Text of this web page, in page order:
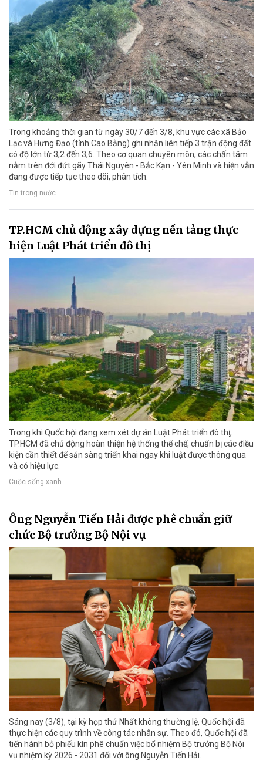
Trong khoảng thời gian từ ngày 30/7 đến 3/8, khu vực các xã Bảo
Lạc và Hưng Đạo (tỉnh Cao Bằng) ghi nhận liên tiếp 3 trận động đất
có độ lớn từ 3,2 đến 3,6. Theo cơ quan chuyên môn, các chấn tâm
nằm trên đới đứt gãy Thái Nguyên - Bắc Kạn - Yên Minh và hiện vẫn
đang được tiếp tục theo dõi, phân tích.
Tin trong nước
TP.HCM chủ động xây dựng nền tảng thực
hiện Luật Phát triển đô thị
Trong khi Quốc hội đang xem xét dự án Luật Phát triển đô thị,
TP.HCM đã chủ động hoàn thiện hệ thống thể chế, chuẩn bị các điều
kiện cần thiết để sẵn sàng triển khai ngay khi luật được thông qua
và có hiệu lực.
Cuộc sống xanh
Ông Nguyễn Tiến Hải được phê chuẩn giữ
chức Bộ trưởng Bộ Nội vụ
Sáng nay (3/8), tại kỳ họp thứ Nhất không thường lệ, Quốc hội đã
thực hiện các quy trình về công tác nhân sự. Theo đó, Quốc hội đã
tiến hành bỏ phiếu kín phê chuẩn việc bổ nhiệm Bộ trưởng Bộ Nội
vụ nhiệm kỳ 2026 - 2031 đối với ông Nguyễn Tiến Hải.